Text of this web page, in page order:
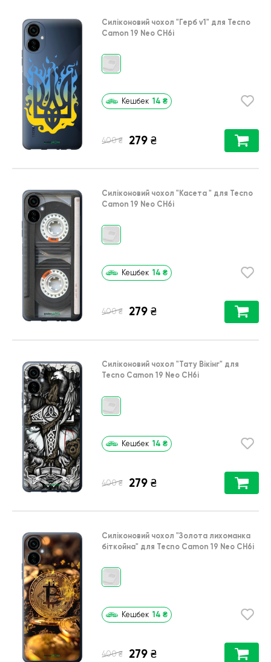
Силіконовий чохол "Герб v1" для Tecno
Camon 19 Neo CH6i
Кешбек 14 ₴
400 ₴ 279 ₴
Силіконовий чохол "Касета " для Tecno
Camon 19 Neo CH6i
Кешбек 14 ₴
400 ₴ 279 ₴
Силіконовий чохол "Тату Вікінг" для
Tecno Camon 19 Neo CH6i
Кешбек 14 ₴
400 ₴ 279 ₴
Силіконовий чохол "Золота лихоманка
біткойна" для Tecno Camon 19 Neo CH6i
Кешбек 14 ₴
400 ₴ 279 ₴